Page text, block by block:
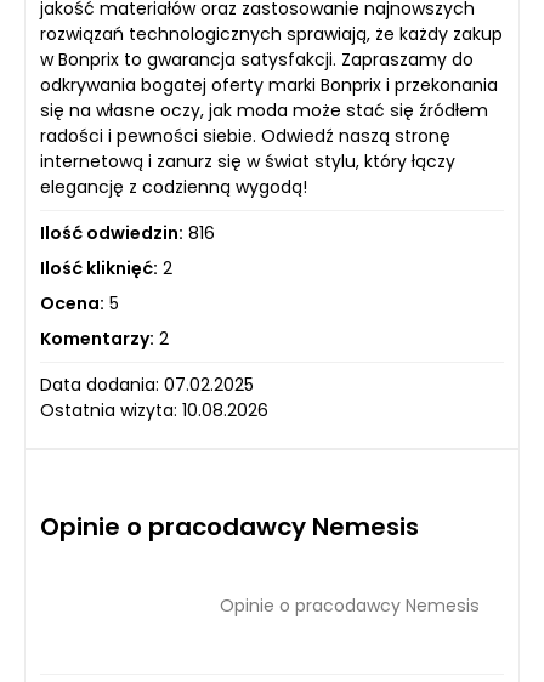
jakość materiałów oraz zastosowanie najnowszych
rozwiązań technologicznych sprawiają, że każdy zakup
w Bonprix to gwarancja satysfakcji. Zapraszamy do
odkrywania bogatej oferty marki Bonprix i przekonania
się na własne oczy, jak moda może stać się źródłem
radości i pewności siebie. Odwiedź naszą stronę
internetową i zanurz się w świat stylu, który łączy
elegancję z codzienną wygodą!
Ilość odwiedzin: 816
Ilość kliknięć: 2
Ocena: 5
Komentarzy: 2
Data dodania: 07.02.2025
Ostatnia wizyta: 10.08.2026
Opinie o pracodawcy Nemesis
Opinie o pracodawcy Nemesis